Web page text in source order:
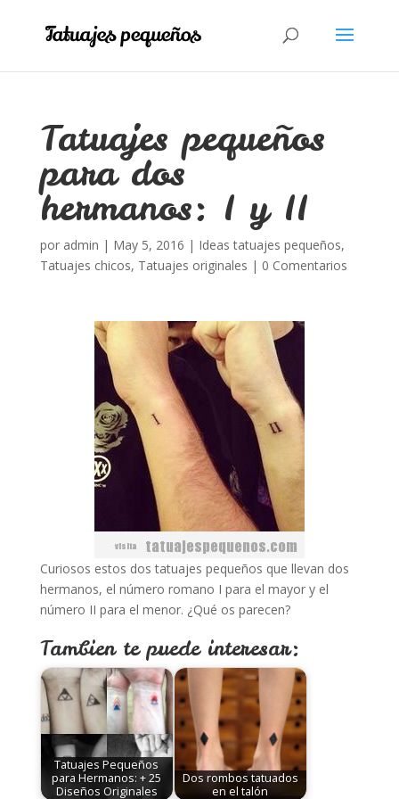
Tatuajes pequeños
para dos
hermanos: I y II
por admin | May 5, 2016 | Ideas tatuajes pequeños,
Tatuajes chicos, Tatuajes originales | 0 Comentarios
Curiosos estos dos tatuajes pequeños que llevan dos
hermanos, el número romano I para el mayor y el
número II para el menor. ¿Qué os parecen?
Tambien te puede interesar:
Tatuajes Pequeños
para Hermanos: + 25
Diseños Originales
Dos rombos tatuados
en el talón